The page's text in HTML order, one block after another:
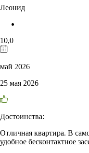
Леонид
10,0
май 2026
25 мая 2026
Достоинства:
Отличная квартира. В
удобное бесконтактное